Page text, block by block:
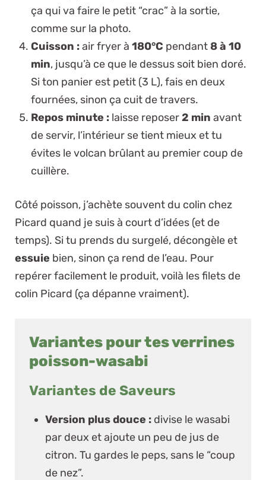
ça qui va faire le petit “crac” à la sortie,
comme sur la photo.
Cuisson :air fryer à 180°C pendant8 à 10
min, jusqu’à ce que le dessus soit bien doré.
Si ton panier est petit (3 L), fais en deux
fournées, sinon ça cuit de travers.
Repos minute : laisse reposer2 min avant
de servir, l’intérieur se tient mieux et tu
évites le volcan brûlant au premier coup de
cuillère.
Côté poisson, j’achète souvent du colin chez
Picard quand je suis à court d’idées (et de
temps). Si tu prends du surgelé, décongèle et
essuie bien, sinon ça rend de l’eau. Pour
repérer facilement le produit, voilà les filets de
colin Picard (ça dépanne vraiment).
Variantes pour tes verrines
poisson-wasabi
Variantes de Saveurs
Version plus douce : divise le wasabi
par deux et ajoute un peu de jus de
citron. Tu gardes le peps, sans le “coup
de nez”.